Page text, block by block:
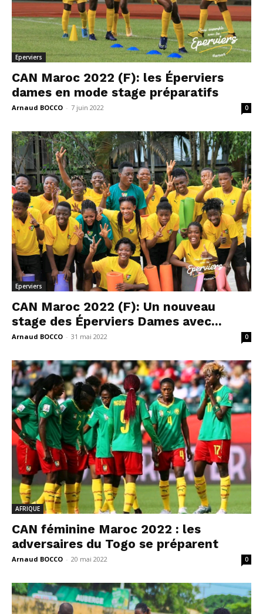
Eperviers
CAN Maroc 2022 (F): les Éperviers
dames en mode stage préparatifs
Arnaud BOCCO - 7 juin 2022 0
Eperviers
CAN Maroc 2022 (F): Un nouveau
stage des Éperviers Dames avec...
Arnaud BOCCO - 31 mai 2022 0
AFRIQUE
CAN féminine Maroc 2022 : les
adversaires du Togo se préparent
Arnaud BOCCO - 20 mai 2022 0